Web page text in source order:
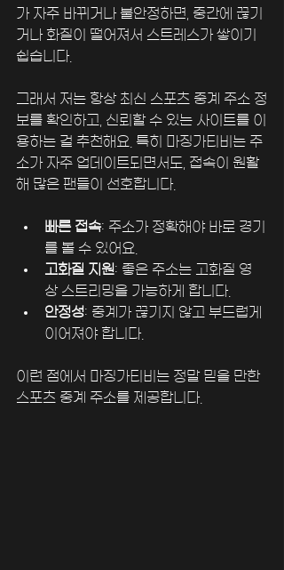
가 자주 바뀌거나 불안정하면, 중간에 끊기
거나 화질이 떨어져서 스트레스가 쌓이기
쉽습니다.
그래서 저는 항상 최신 스포츠 중계 주소 정
보를 확인하고, 신뢰할 수 있는 사이트를 이
용하는 걸 추천해요. 특히 마징가티비는 주
소가 자주 업데이트되면서도, 접속이 원활
해 많은 팬들이 선호합니다.
빠른 접속: 주소가 정확해야 바로 경기
를 볼 수 있어요.
고화질 지원: 좋은 주소는 고화질 영
상 스트리밍을 가능하게 합니다.
안정성: 중계가 끊기지 않고 부드럽게
이어져야 합니다.
이런 점에서 마징가티비는 정말 믿을 만한
스포츠 중계 주소를 제공합니다.